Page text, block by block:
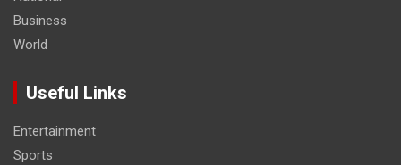
Business
World
Useful Links
Entertainment
Sports